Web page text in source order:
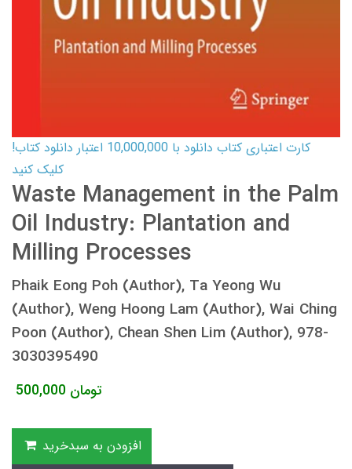
کارت اعتباری کتاب دانلود با 10,000,000 اعتبار دانلود کتاب!
کلیک کنید
Waste Management in the Palm
Oil Industry: Plantation and
Milling Processes
Phaik Eong Poh (Author), Ta Yeong Wu
(Author), Weng Hoong Lam (Author), Wai Ching
Poon (Author), Chean Shen Lim (Author), 978-
3030395490
500,000 تومان
افزودن به سبدخرید